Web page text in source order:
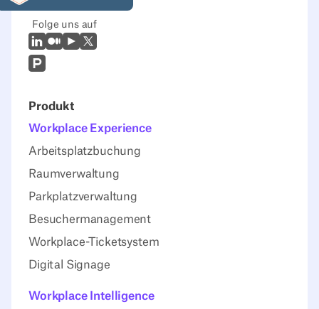
Folge uns auf
LinkedIn
MittelYoutubeX (Twitter)
Prodcut Hunt
Produkt
Workplace Experience
Arbeitsplatzbuchung
Raumverwaltung
Parkplatzverwaltung
Besuchermanagement
Workplace-Ticketsystem
Digital Signage
Workplace Intelligence